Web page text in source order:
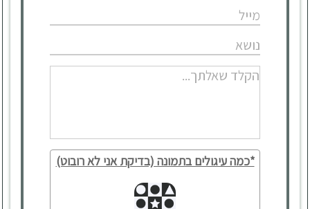
*כמה עיגולים בתמונה (בדיקת אני לא רובוט)